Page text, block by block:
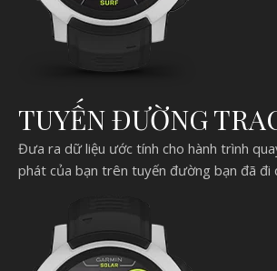
TUYẾN ĐƯỜNG
Đưa ra dữ liệu ước tính cho hành trình
phát của bạn trên tuyến đường bạn đã đi